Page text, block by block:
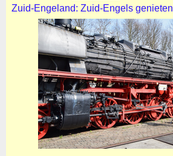
Zuid-Engeland: Zuid-Engels genieten